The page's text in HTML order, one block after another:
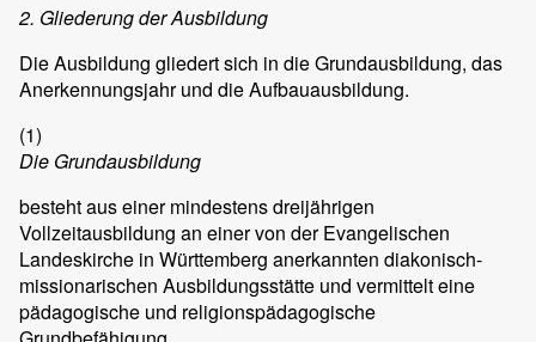
2. Gliederung der Ausbildung
Die Ausbildung gliedert sich in die Grundausbildung, das
Anerkennungsjahr und die Aufbauausbildung.
(1)
Die Grundausbildung
besteht aus einer mindestens dreijährigen
Vollzeitausbildung an einer von der Evangelischen
Landeskirche in Württemberg anerkannten diakonisch-
missionarischen Ausbildungsstätte und vermittelt eine
pädagogische und religionspädagogische